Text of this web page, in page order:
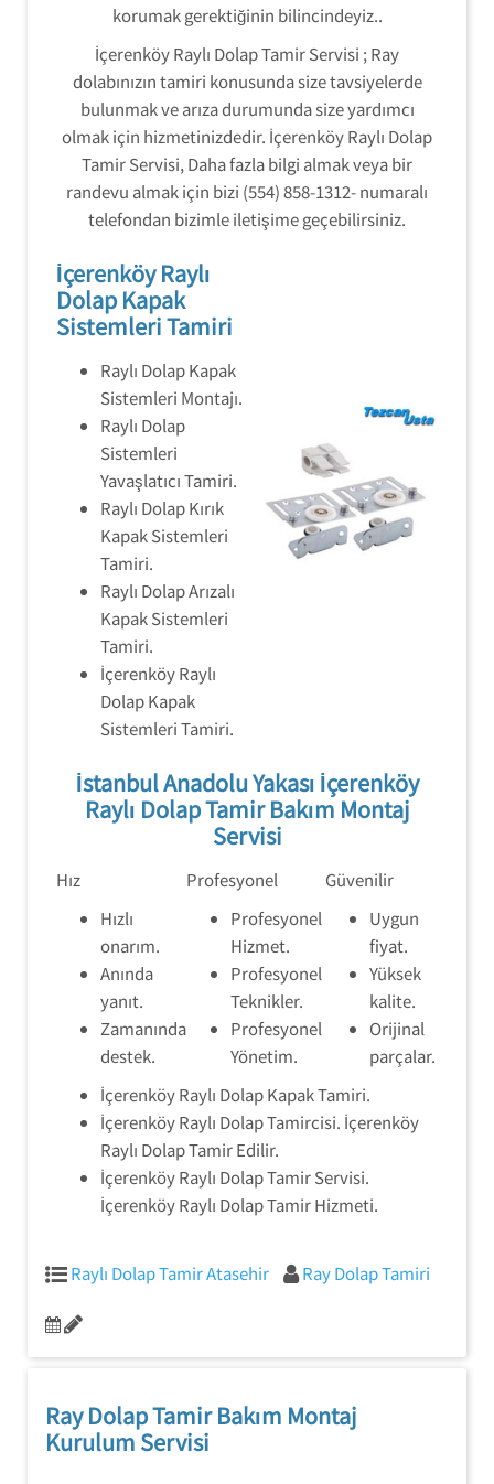
korumak gerektiğinin bilincindeyiz..
İçerenköy Raylı Dolap Tamir Servisi ; Ray
dolabınızın tamiri konusunda size tavsiyelerde
bulunmak ve arıza durumunda size yardımcı
olmak için hizmetinizdedir. İçerenköy Raylı Dolap
Tamir Servisi, Daha fazla bilgi almak veya bir
randevu almak için bizi (554) 858-1312- numaralı
telefondan bizimle iletişime geçebilirsiniz.
İçerenköy Raylı
Dolap Kapak
Sistemleri Tamiri
Raylı Dolap Kapak
Sistemleri Montajı.
Raylı Dolap
Sistemleri
Yavaşlatıcı Tamiri.
Raylı Dolap Kırık
Kapak Sistemleri
Tamiri.
Raylı Dolap Arızalı
Kapak Sistemleri
Tamiri.
İçerenköy Raylı
Dolap Kapak
Sistemleri Tamiri.
İstanbul Anadolu Yakası İçerenköy
Raylı Dolap Tamir Bakım Montaj
Servisi
Hız
Hızlı
onarım.
Anında
yanıt.
Zamanında
destek.
Profesyonel
Profesyonel
Hizmet.
Profesyonel
Teknikler.
Profesyonel
Yönetim.
Güvenilir
Uygun
fiyat.
Yüksek
kalite.
Orijinal
parçalar.
İçerenköy Raylı Dolap Kapak Tamiri.
İçerenköy Raylı Dolap Tamircisi. İçerenköy
Raylı Dolap Tamir Edilir.
İçerenköy Raylı Dolap Tamir Servisi.
İçerenköy Raylı Dolap Tamir Hizmeti.
Raylı Dolap Tamir Atasehir Ray Dolap Tamiri
Ray Dolap Tamir Bakım Montaj
Kurulum Servisi